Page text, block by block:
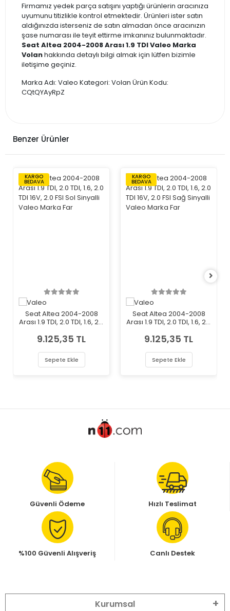
Firmamız yedek parça satışını yaptığı ürünlerin aracınıza
uyumunu titizlikle kontrol etmektedir. Ürünleri ister satın
aldığınızda isterseniz de satın almadan önce aracınızın
şase numarası ile teyit ettirme imkanınız bulunmaktadır.
Seat Altea 2004-2008 Arası 1.9 TDI Valeo Marka
Volanhakkında detaylı bilgi almak için lütfen bizimle
iletişime geçiniz.
Marka Adı: Valeo Kategori: Volan Ürün Kodu:
CQtQYAyRpZ
Benzer Ürünler
KARGO
BEDAVA
Seat Altea 2004-2008
Arası 1.9 TDI, 2.0 TDI, 1.6, 2.0
Valeo Marka Far
9.125,35 TL
Sepete Ekle
KARGO
BEDAVA
Seat Altea 2004-2008
Arası 1.9 TDI, 2.0 TDI, 1.6, 2.0
Valeo Marka Far
9.125,35 TL
Sepete Ekle
Güvenli Ödeme Hızlı Teslimat
%100 Güvenli Alışveriş Canlı Destek
Kurumsal